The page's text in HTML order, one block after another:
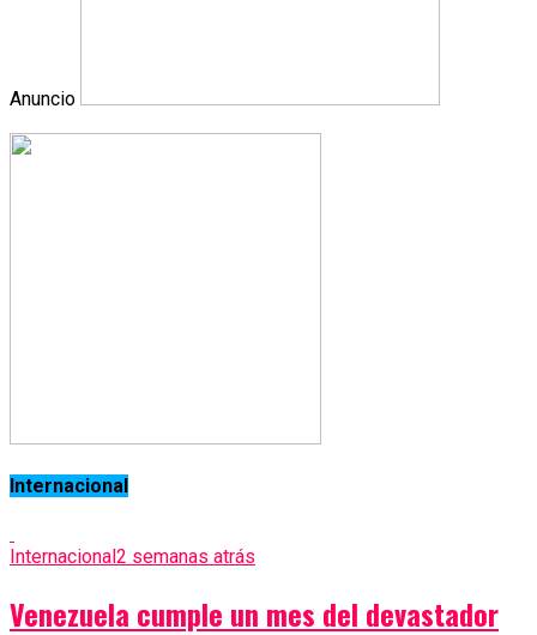
Anuncio
Internacional
Internacional2 semanas atrás
Venezuela cumple un mes del devastador